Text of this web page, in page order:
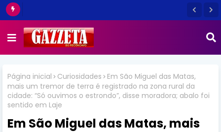
Página inicial Curiosidades
Em São Miguel das Matas,
mais um tremor de terra é registrado na zona rural da
cidade: “Só ouvimos o estrondo”, disse moradora; abalo foi
sentido em Laje
Em São Miguel das Matas, mais